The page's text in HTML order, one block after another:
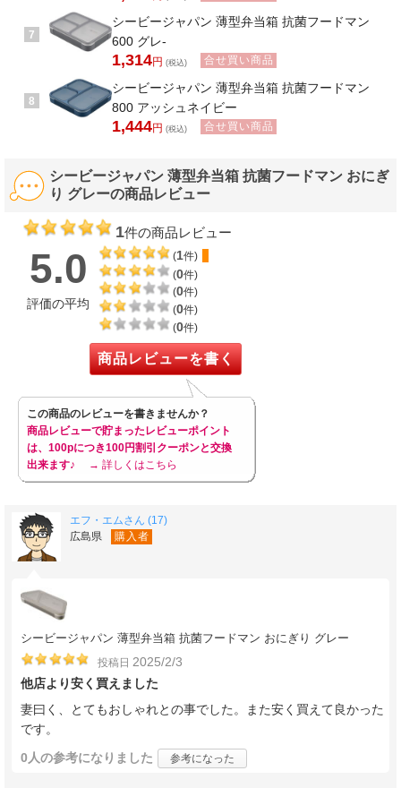
7
シービージャパン 薄型弁当箱 抗菌フードマン
600 グレ‐
1,314円 (税込) 合せ買い商品
8
シービージャパン 薄型弁当箱 抗菌フードマン
800 アッシュネイビー
1,444円 (税込) 合せ買い商品
シービージャパン 薄型弁当箱 抗菌フードマン おにぎ
り グレーの商品レビュー
1件の商品レビュー
5.0
評価の平均
(1件)
(0件)
(0件)
(0件)
(0件)
商品レビューを書く
この商品のレビューを書きませんか？
商品レビューで貯まったレビューポイント
は、100pにつき100円割引クーポンと交換
出来ます♪
→ 詳しくはこちら
エフ・エムさん (17)
広島県
購入者
シービージャパン 薄型弁当箱 抗菌フードマン おにぎり グレー
投稿日 2025/2/3
他店より安く買えました
妻曰く、とてもおしゃれとの事でした。また安く買えて良かった
です。
0人の参考になりました 参考になった